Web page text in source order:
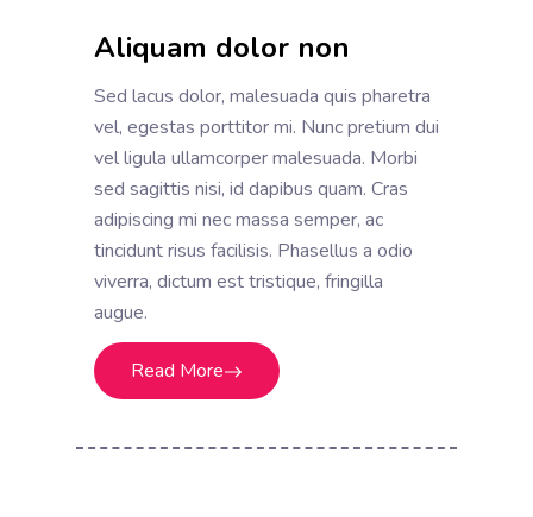
Aliquam dolor non
Sed lacus dolor, malesuada quis pharetra
vel, egestas porttitor mi. Nunc pretium dui
vel ligula ullamcorper malesuada. Morbi
sed sagittis nisi, id dapibus quam. Cras
adipiscing mi nec massa semper, ac
tincidunt risus facilisis. Phasellus a odio
viverra, dictum est tristique, fringilla
augue.
Read More